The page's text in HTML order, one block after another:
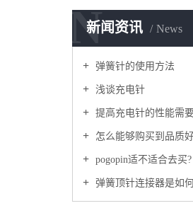
新闻资讯 News
N
弹簧针的使用方法
浅谈充电针
提高充电针的性能需
怎么能够购买到品质
pogopin适不适合去买?
弹簧顶针连接器是如